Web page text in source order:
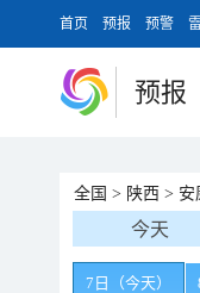
首页 预报 预警
预报
全国 > 陕西 > 安
今天
7日（今天）